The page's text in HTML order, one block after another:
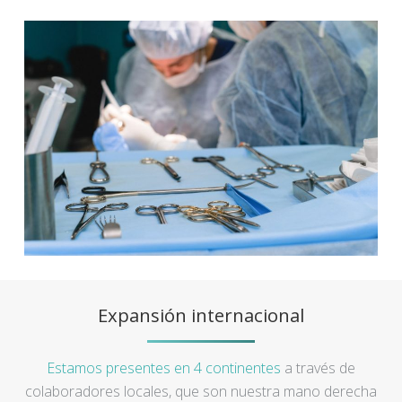
Expansión internacional
Estamos presentes en 4 continentes a través de
colaboradores locales, que son nuestra mano derecha